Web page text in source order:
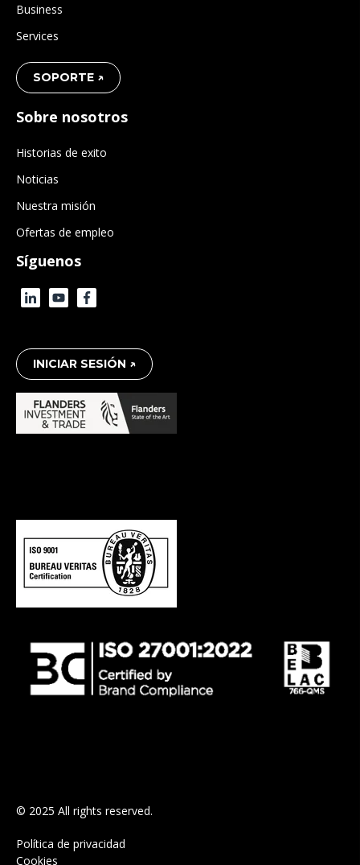
Business
Services
SOPORTE ↗
Sobre nosotros
Historias de exito
Noticias
Nuestra misión
Ofertas de empleo
Síguenos
INICIAR SESIÓN ↗
© 2025 All rights reserved.
Política de privacidad
Cookies